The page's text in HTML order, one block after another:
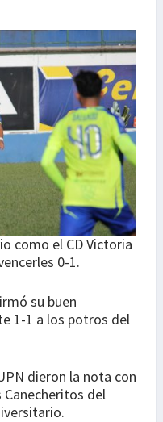
como el CD Victoria
0-1.
su buen
1-1 a los potros del
dieron la nota con
Canecheritos del